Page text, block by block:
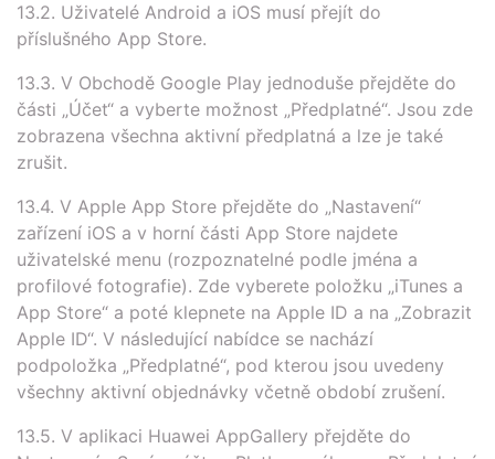
13.2. Uživatelé Android a iOS musí přejít do
příslušného App Store.
13.3. V Obchodě Google Play jednoduše přejděte do
části „Účet“ a vyberte možnost „Předplatné“. Jsou zde
zobrazena všechna aktivní předplatná a lze je také
zrušit.
13.4. V Apple App Store přejděte do „Nastavení“
zařízení iOS a v horní části App Store najdete
uživatelské menu (rozpoznatelné podle jména a
profilové fotografie). Zde vyberete položku „iTunes a
App Store“ a poté klepnete na Apple ID a na „Zobrazit
Apple ID“. V následující nabídce se nachází
podpoložka „Předplatné“, pod kterou jsou uvedeny
všechny aktivní objednávky včetně období zrušení.
13.5. V aplikaci Huawei AppGallery přejděte do